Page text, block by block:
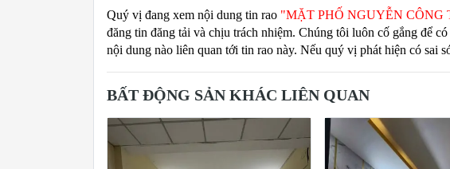
Quý vị đang xem nội dung tin rao "MẶT PHỐ NGUYỄN CÔNG
đăng tin đăng tải và chịu trách nhiệm. Chúng tôi luôn cố gắng để
nội dung nào liên quan tới tin rao này. Nếu quý vị phát hiện có sai
BẤT ĐỘNG SẢN KHÁC LIÊN QUAN